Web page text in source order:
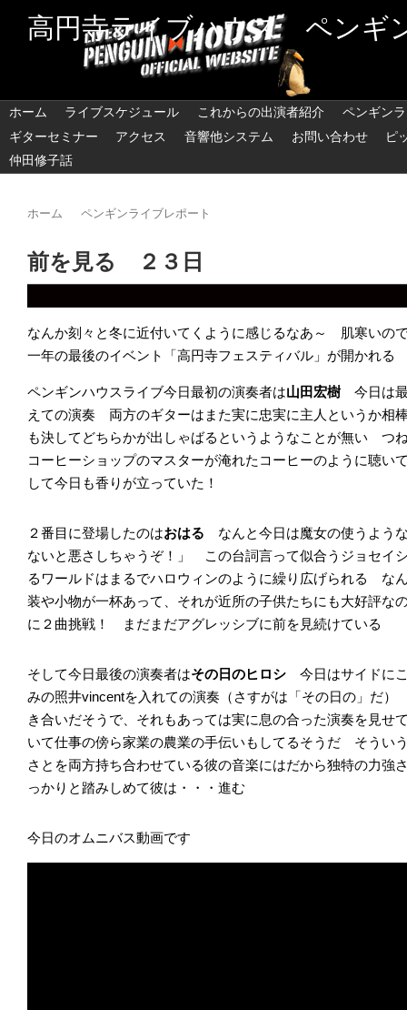
高円寺ライブハウス ペンギ
ホーム ライブスケジュール これからの出演者紹介
ペンギン
ギターセミナー
アクセス 音響他システム お問い合わせ
ピ
仲田修子話
ホーム ペンギンライブレポート
前を見る ２３日
なんか刻々と冬に近付いてくように感じるなあ～ 肌寒いの
一年の最後のイベント「高円寺フェスティバル」が開かれ
ペンギンハウスライブ今日最初の演奏者は山田宏樹 今日は
えての演奏 両方のギターはまた実に忠実に主人というか相
も決してどちらかが出しゃばるというようなことが無い つ
コーヒーショップのマスターが淹れたコーヒーのように聴い
して今日も香りが立っていた！
２番目に登場したのはおはる なんと今日は魔女の使うよう
ないと悪さしちゃうぞ！」 この台詞言って似合うジョセイ
るワールドはまるでハロウィンのように繰り広げられる な
装や小物が一杯あって、それが近所の子供たちにも大好評
に２曲挑戦！ まだまだアグレッシブに前を見続けている
そして今日最後の演奏者はその日のヒロシ 今日はサイドに
みの照井vincentを入れての演奏（さすがは「その日の」だ
き合いだそうで、それもあっては実に息の合った演奏を見
いて仕事の傍ら家業の農業の手伝いもしてるそうだ そうい
さとを両方持ち合わせている彼の音楽にはだから独特の力
っかりと踏みしめて彼は・・・進む
今日のオムニバス動画です